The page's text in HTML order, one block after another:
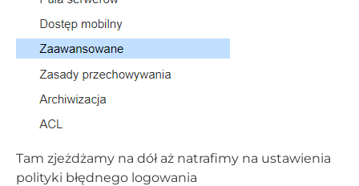
Tam zjeżdżamy na dół aż natrafimy na ustawienia
polityki błędnego logowania